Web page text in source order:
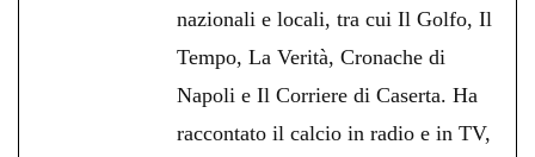
nazionali e locali, tra cui Il Golfo, Il
Tempo, La Verità, Cronache di
Napoli e Il Corriere di Caserta. Ha
raccontato il calcio in radio e in TV,